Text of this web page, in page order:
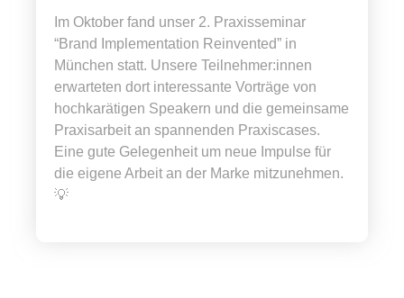
Im Oktober fand unser 2. Praxisseminar
“Brand Implementation Reinvented” in
München statt. Unsere Teilnehmer:innen
erwarteten dort interessante Vorträge von
hochkarätigen Speakern und die gemeinsame
Praxisarbeit an spannenden Praxiscases.
Eine gute Gelegenheit um neue Impulse für
die eigene Arbeit an der Marke mitzunehmen.
💡